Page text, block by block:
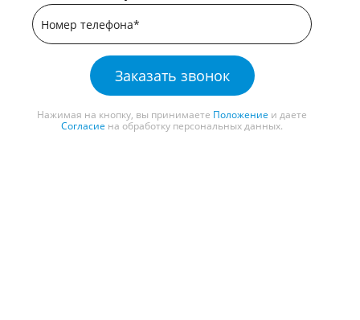
Заказать звонок
Нажимая на кнопку, вы принимаете Положение и даете
Согласие на обработку персональных данных.